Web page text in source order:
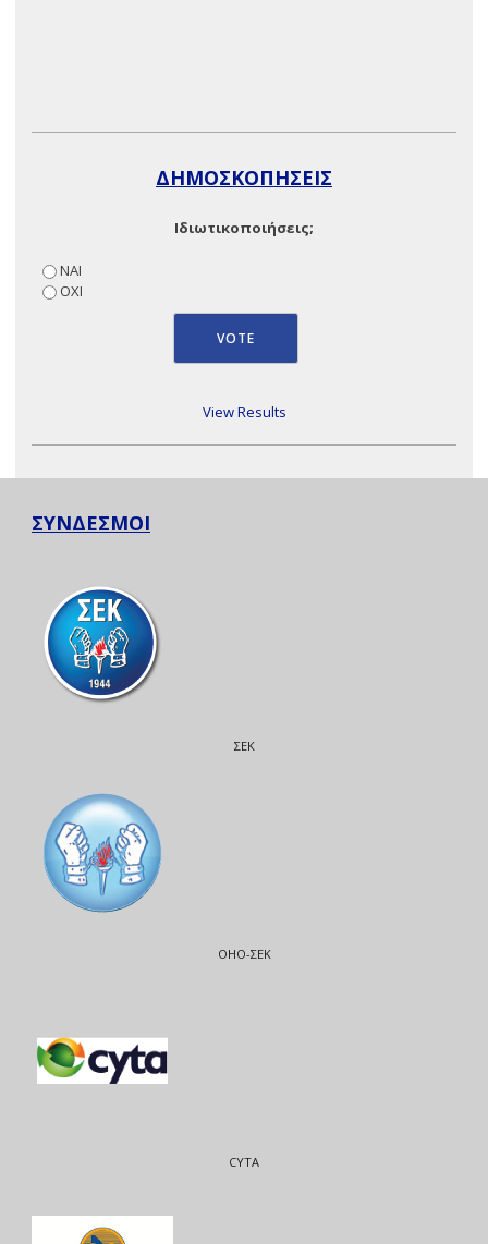
ΔΗΜΟΣΚΟΠΗΣΕΙΣ
Ιδιωτικοποιήσεις;
ΝΑΙ
ΟΧΙ
View Results
ΣΥΝΔΕΣΜΟΙ
ΣΕΚ
ΟΗΟ-ΣΕΚ
CYTA